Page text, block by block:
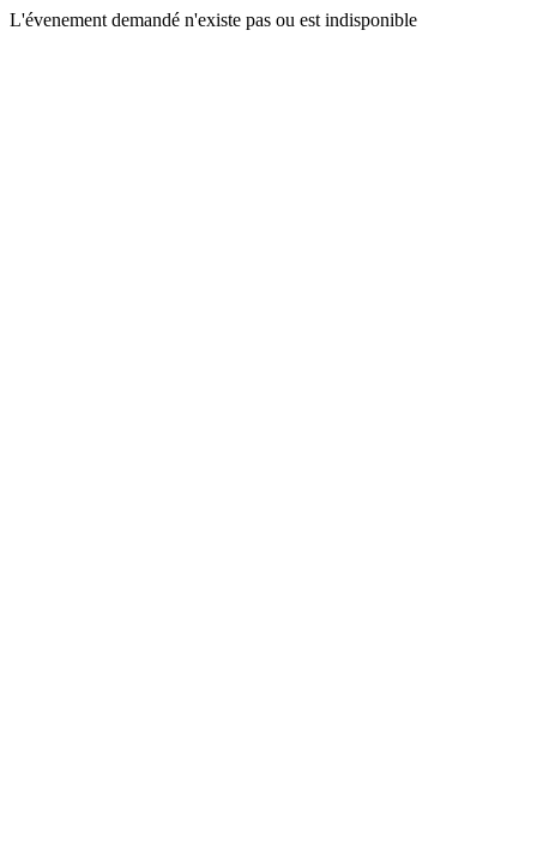
L'évenement demandé n'existe pas ou est indisponible